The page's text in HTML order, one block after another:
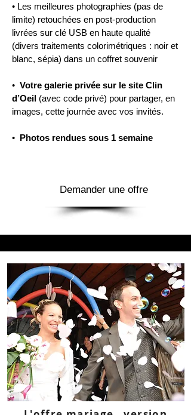
• Les meilleures photographies ​(pas de
limite) retouchées en post-production
livrées sur clé USB en haute qualité
(divers traitements colorimétriques : noir et
blanc, sépia) dans un coffret souvenir
• Votre galerie privée sur le site Clin
d’Oeil (avec code privé) pour partager, en
images, cette journée avec vos invités.
• Photos rendues sous 1 semaine
Demander une offre